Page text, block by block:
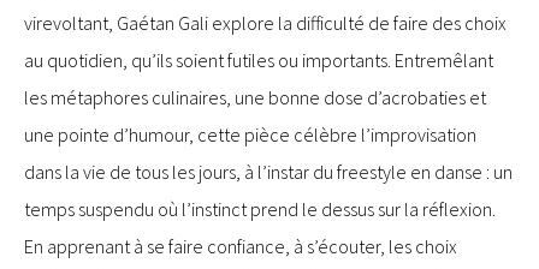
virevoltant, Gaétan Gali explore la difficulté de faire des choix
au quotidien, qu’ils soient futiles ou importants. Entremêlant
les métaphores culinaires, une bonne dose d’acrobaties et
une pointe d’humour, cette pièce célèbre l’improvisation
dans la vie de tous les jours, à l’instar du freestyle en danse : un
temps suspendu où l’instinct prend le dessus sur la réflexion.
En apprenant à se faire confiance, à s’écouter, les choix